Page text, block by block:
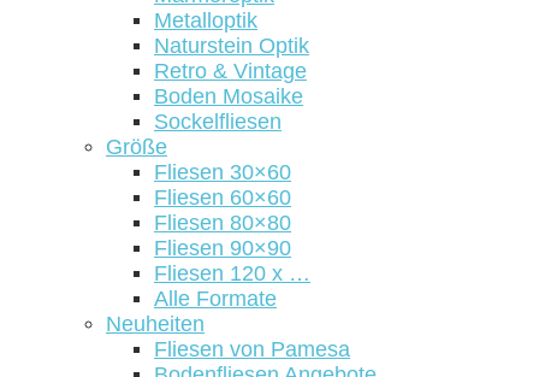
Metalloptik
Naturstein Optik
Retro & Vintage
Boden Mosaike
Sockelfliesen
Größe
Fliesen 30×60
Fliesen 60×60
Fliesen 80×80
Fliesen 90×90
Fliesen 120 x …
Alle Formate
Neuheiten
Fliesen von Pamesa